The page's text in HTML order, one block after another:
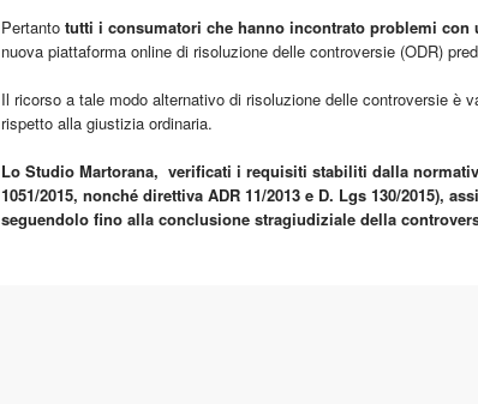
Pertanto tutti i consumatori che hanno incontrato problemi con
nuova piattaforma online di risoluzione delle controversie (ODR)
Il ricorso a tale modo alternativo di risoluzione delle controversie è
rispetto alla giustizia ordinaria.
Lo Studio Martorana, verificati i requisiti stabiliti dalla
1051/2015, nonché direttiva ADR 11/2013 e D. Lgs 130/2015),
seguendolo fino alla conclusione stragiudiziale della